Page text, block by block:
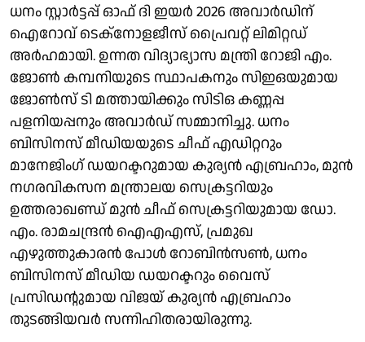
ധനം സ്റ്റാർട്ടപ്പ് ഓഫ് ദി ഇയർ 2026 അവാർഡിന്
ഐറോവ് ടെക്നോളജീസ് പ്രൈവറ്റ് ലിമിറ്റഡ്
അര്‍ഹമായി. ഉന്നത വിദ്യാഭ്യാസ മന്ത്രി റോജി എം.
ജോൺ കമ്പനിയുടെ സ്ഥാപകനും സിഇഒയുമായ
ജോൺസ് ടി മത്തായിക്കും സിടിഒ കണ്ണപ്പ
പളനിയപ്പനും അവാര്‍ഡ് സമ്മാനിച്ചു. ധനം
ബിസിനസ് മീഡിയയുടെ ചീഫ് എഡിറ്ററും
മാനേജിംഗ് ഡയറക്ടറുമായ കുര്യൻ എബ്രഹാം, മുൻ
നഗരവികസന മന്ത്രാലയ സെക്രട്ടറിയും
ഉത്തരാഖണ്ഡ് മുൻ ചീഫ് സെക്രട്ടറിയുമായ ഡോ.
എം. രാമചന്ദ്രൻ ഐഎഎസ്, പ്രമുഖ
എഴുത്തുകാരന്‍ പോൾ റോബിൻസൺ, ധനം
ബിസിനസ് മീഡിയ ഡയറക്ടറും വൈസ്
പ്രസിഡന്റുമായ വിജയ് കുര്യൻ എബ്രഹാം
തുടങ്ങിയവര്‍ സന്നിഹിതരായിരുന്നു.